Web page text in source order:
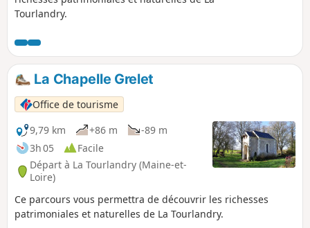
Tourlandry.
La Chapelle Grelet
Office de tourisme
9,79 km
+86 m
-89 m
3h 05
Facile
Départ à La Tourlandry (Maine-et-
Loire)
Ce parcours vous permettra de découvrir les richesses
patrimoniales et naturelles de La Tourlandry.